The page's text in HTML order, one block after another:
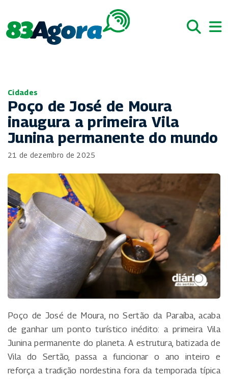
Cidades
Poço de José de Moura
inaugura a primeira Vila
Junina permanente do mundo
21 de dezembro de 2025
Poço de José de Moura, no Sertão da Paraíba, acaba
de ganhar um ponto turístico inédito: a primeira Vila
Junina permanente do planeta. A estrutura, batizada de
Vila do Sertão, passa a funcionar o ano inteiro e
reforça a tradição nordestina fora da temporada típica